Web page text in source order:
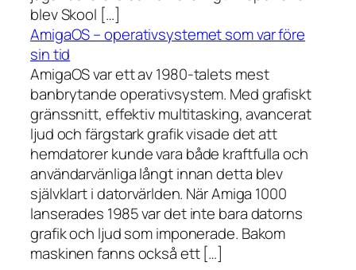
blev Skool […]
AmigaOS – operativsystemet som var före
sin tid
AmigaOS var ett av 1980-talets mest
banbrytande operativsystem. Med grafiskt
gränssnitt, effektiv multitasking, avancerat
ljud och färgstark grafik visade det att
hemdatorer kunde vara både kraftfulla och
användarvänliga långt innan detta blev
självklart i datorvärlden. När Amiga 1000
lanserades 1985 var det inte bara datorns
grafik och ljud som imponerade. Bakom
maskinen fanns också ett […]